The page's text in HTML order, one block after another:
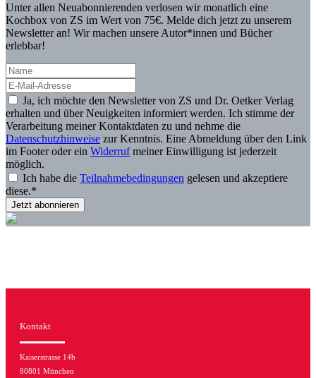
Unter allen Neuabonnierenden verlosen wir monatlich eine
Kochbox von ZS im Wert von 75€. Melde dich jetzt zu unserem
Newsletter an! Wir machen unsere Autor*innen und Bücher
erlebbar!
Ja, ich möchte den Newsletter von ZS und Dr. Oetker Verlag
erhalten und über Neuigkeiten informiert werden. Ich stimme der
Verarbeitung meiner Kontaktdaten zu und nehme die
Datenschutzhinweise zur Kenntnis. Eine Abmeldung über den Link
im Footer oder ein Widerrufmeiner Einwilligung ist jederzeit
möglich.
Ich habe die Teilnahmebedingungen gelesen und akzeptiere
diese.*
Kontakt
Kaiserstrasse 14b
80801 München